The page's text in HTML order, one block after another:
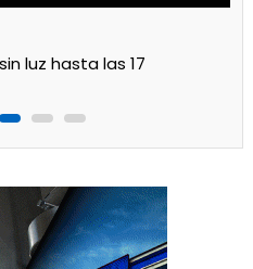
2026 en Ensenada